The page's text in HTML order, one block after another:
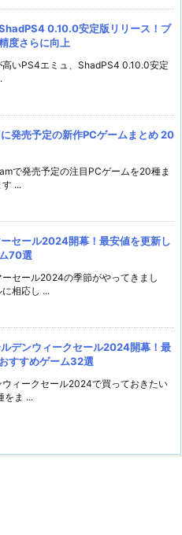
ShadPS4 0.10.0安定版リリース！ブ
度さらに向上
高いPS4エミュ、ShadPS4 0.10.0安定
発売予定の新作PCゲームまとめ 20
で発売予定の注目PCゲームを20種ま
...
ーセール2024開幕！最安値を更新し
70選
セール2024の季節がやってきまし
相応し ...
ルデンウィークセール2024開幕！最
すすめゲーム32選
ィークセール2024で買っておきたい
をま ...